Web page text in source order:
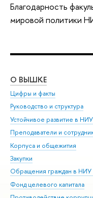
Благодарность
мировой политики
О ВЫШКЕ
Цифры и факты
Руководство и структура
Устойчивое развитие в
Преподаватели и
Корпуса и общежития
Закупки
Обращения граждан в
Фонд целевого капитала